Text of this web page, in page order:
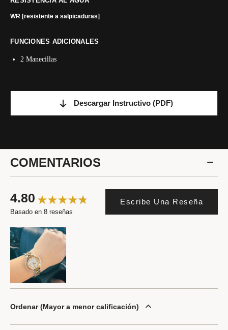
WR [resistente a salpicaduras]
FUNCIONES ADICIONALES
2 Manecillas
Descargar Instructivo (PDF)
COMENTARIOS
4.80
Basado en 8 reseñas
Escribe Una Reseña
Ordenar Mayor a menor calificación